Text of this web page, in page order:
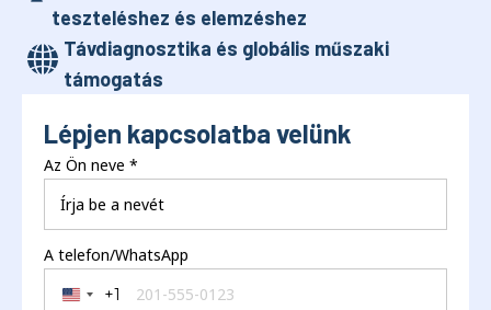
teszteléshez és elemzéshez
Távdiagnosztika és globális műszaki
támogatás
Lépjen kapcsolatba velünk
Az Ön neve *
A telefon/WhatsApp
United States +1
+1